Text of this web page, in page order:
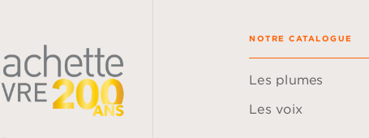
NOTRE CATALOGUE
Les plumes
Les voix